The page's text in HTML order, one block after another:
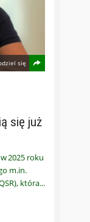
się
się już
2025 roku
m.in.
która